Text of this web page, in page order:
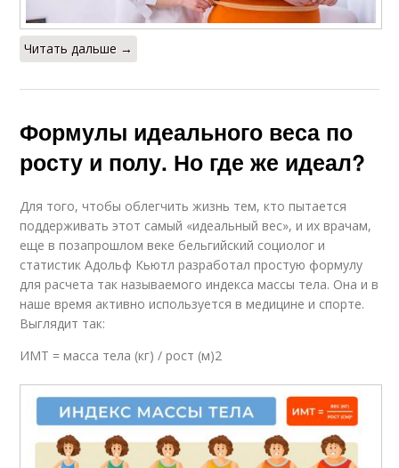
Читать дальше →
Формулы идеального веса по
росту и полу. Но где же идеал?
Для того, чтобы облегчить жизнь тем, кто пытается
поддерживать этот самый «идеальный вес», и их врачам,
еще в позапрошлом веке бельгийский социолог и
статистик Адольф Кьютл разработал простую формулу
для расчета так называемого индекса массы тела. Она и в
наше время активно используется в медицине и спорте.
Выглядит так:
ИМТ = масса тела (кг) / рост (м)2